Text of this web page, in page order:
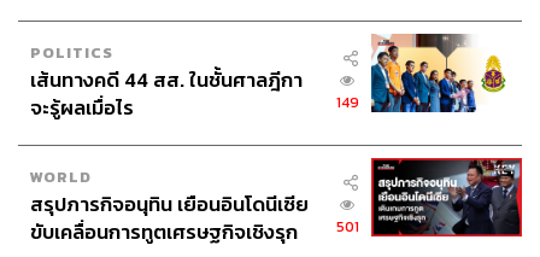
POLITICS
เส้นทางคดี 44 สส. ในชั้นศาลฎีกา
จะรู้ผลเมื่อไร
149
WORLD
สรุปภารกิจอนุทิน เยือนอินโดนีเซีย
ขับเคลื่อนการทูตเศรษฐกิจเชิงรุก
501